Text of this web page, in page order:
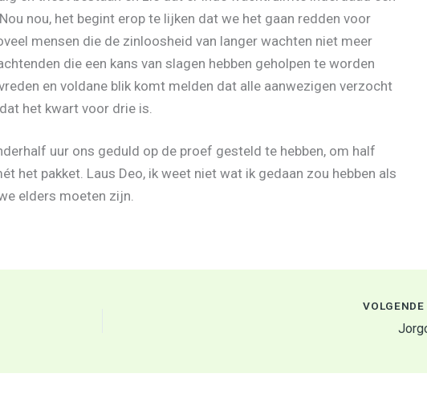
nou, het begint erop te lijken dat we het gaan redden voor
mensen die de zinloosheid van langer wachten niet meer
die een kans van slagen hebben geholpen te worden
en voldane blik komt melden dat alle aanwezigen verzocht
het kwart voor drie is.
uur ons geduld op de proef gesteld te hebben, om half
het pakket. Laus Deo, ik weet niet wat ik gedaan zou hebben als
elders moeten zijn.
VOLGENDE